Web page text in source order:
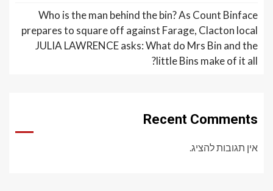
Who is the man behind the bin? As Count Binface
prepares to square off against Farage, Clacton local
JULIA LAWRENCE asks: What do Mrs Bin and the
little Bins make of it all?
Recent Comments
אין תגובות להציג.